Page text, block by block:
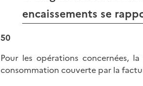
encaissements se
50
Pour les opérations concernées,
consommation couverte par la